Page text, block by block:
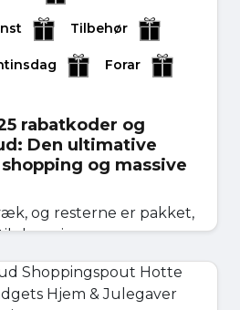
Tilbehør
Forar
rabatkoder og
Den ultimative
og massive
og resterne er pakket,
shoppingsæsonens